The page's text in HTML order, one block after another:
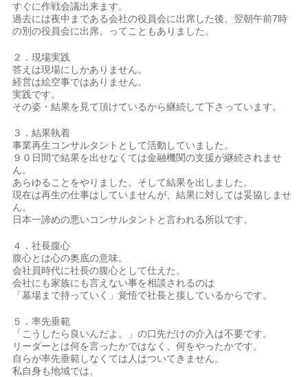
すぐに作戦会議出来ます。
過去には夜中まである会社の役員会に出席した後、翌朝午前7時
の別の役員会に出席。ってこともありました。
２．現場実践
答えは現場にしかありません。
経営は絵空事ではありません。
実践です。
その姿・結果を見て頂けているから継続して下さっています。
３．結果執着
事業再生コンサルタントとして活動していました。
９０日間で結果を出せなくては金融機関の支援が継続されませ
ん。
あらゆることをやりました。そして結果を出しました。
現在は再生の仕事はしていませんが、結果に対しては妥協しませ
ん。
日本一諦めの悪いコンサルタントと言われる所以です。
４．社長腹心
腹心とは心の奥底の意味。
会社員時代に社長の腹心として仕えた。
会社にも家族にも言えない事を相談されるのは
「墓場まで持っていく」覚悟で社長と接しているからです。
５．率先垂範
「こうしたら良いんだよ。」の口先だけの介入は不要です。
リーダーとは何を言ったかではなく、何をやったかです。
自らが率先垂範しなくては人はついてきません。
私自身も地域では、